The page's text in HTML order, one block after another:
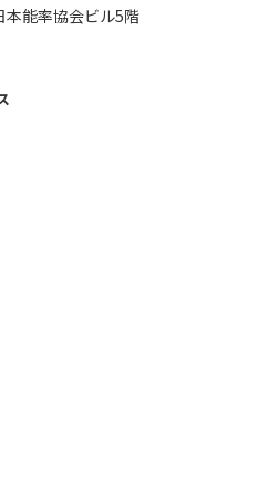
能率協会ビル5階